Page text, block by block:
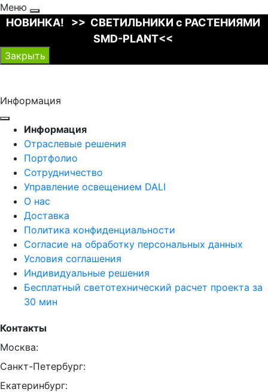
Меню
НОВИНКА! >> СВЕТИЛЬНИКИ с РАСТЕНИЯМИ
SMD-PLANT<<
Закрыть
Информация
Информация
Отраслевые решения
Портфолио
Сотрудничество
Управление освещением DALI
О нас
Доставка
Политика конфиденциальности
Согласие на обработку персональных данных
Условия соглашения
Индивидуальные решения
Бесплатный светотехнический расчет проекта за
30 мин
Контакты
Москва:
Санкт-Петербург:
Екатеринбург: